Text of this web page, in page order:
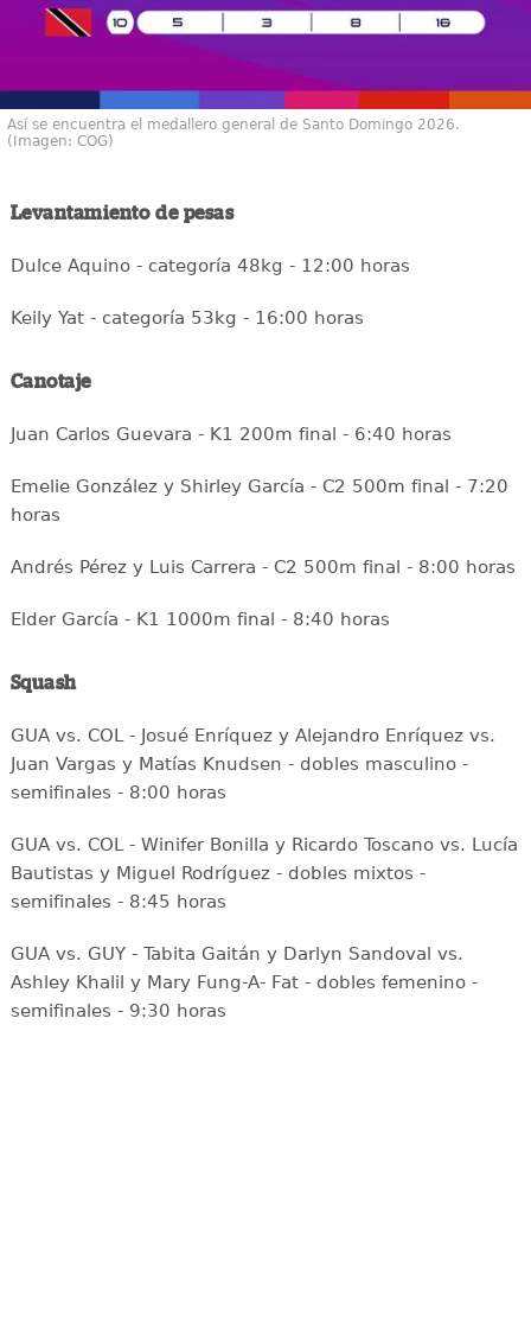
Así se encuentra el medallero general de Santo Domingo 2026.
(Imagen: COG)
Levantamiento de pesas
Dulce Aquino - categoría 48kg - 12:00 horas
Keily Yat - categoría 53kg - 16:00 horas
Canotaje
Juan Carlos Guevara - K1 200m final - 6:40 horas
Emelie González y Shirley García - C2 500m final - 7:20
horas
Andrés Pérez y Luis Carrera - C2 500m final - 8:00 horas
Elder García - K1 1000m final - 8:40 horas
Squash
GUA vs. COL - Josué Enríquez y Alejandro Enríquez vs.
Juan Vargas y Matías Knudsen - dobles masculino -
semifinales - 8:00 horas
GUA vs. COL - Winifer Bonilla y Ricardo Toscano vs. Lucía
Bautistas y Miguel Rodríguez - dobles mixtos -
semifinales - 8:45 horas
GUA vs. GUY - Tabita Gaitán y Darlyn Sandoval vs.
Ashley Khalil y Mary Fung-A- Fat - dobles femenino -
semifinales - 9:30 horas